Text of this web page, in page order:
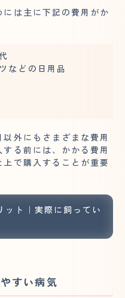
は主に下記の費用がか
などの日用品
外にもさまざまな費用
る前には、かかる費用
上で購入することが重要
ット｜実際に飼ってい
すい病気